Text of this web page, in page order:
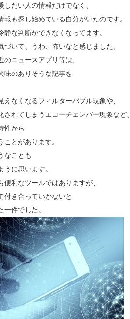
たい人の情報だけでなく、
も探し始めている自分がいたのです。
静な判断ができなくなってます。
いて、うわ、怖いなと感じました。
ニュースアプリ等は、
味のありそうな記事を
えなくなるフィルターバブル現象や、
れてしまうエコーチェンバー現象など、
性から
ことがあります。
なことも
に思います。
利なツールではありますが、
付き合っていかないと
件でした。